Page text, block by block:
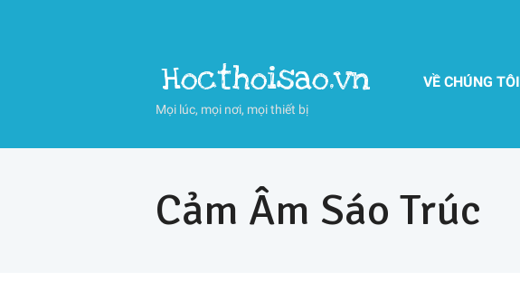
Hocthoisao.vn
Mọi lúc, mọi nơi, mọi thiết bị
VỀ CHÚNG TÔI
Cảm Âm Sáo Trúc